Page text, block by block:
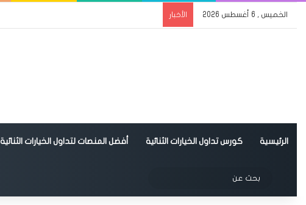
الخميس , 6 أغسطس 2026 الأخبار
الرئيسية كورس تداول الخيارات الثنائية أفضل المنصات لتداول الخيارات الثنائية
الوضع المظلم
عن